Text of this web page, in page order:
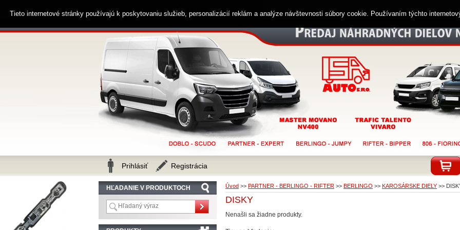
Úvod >> PARTNER - BERLINGO - RIFTER >> BERLINGO >> KAROSÁRSKE DIELY >>
DISKY
Nenašli sa žiadne produkty.
HĽADANIE V PRODUKTOCH
Zákaznícka linka 0914 238 482
Prihlásiť Registrácia
Tieto internetové stránky používajú k poskytovaniu služieb, personalizácií reklám a analýze návštevnosti súbory cookie. Používaním týchto